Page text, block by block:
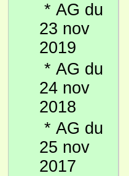
* AG du
23 nov
2019
* AG du
24 nov
2018
* AG du
25 nov
2017